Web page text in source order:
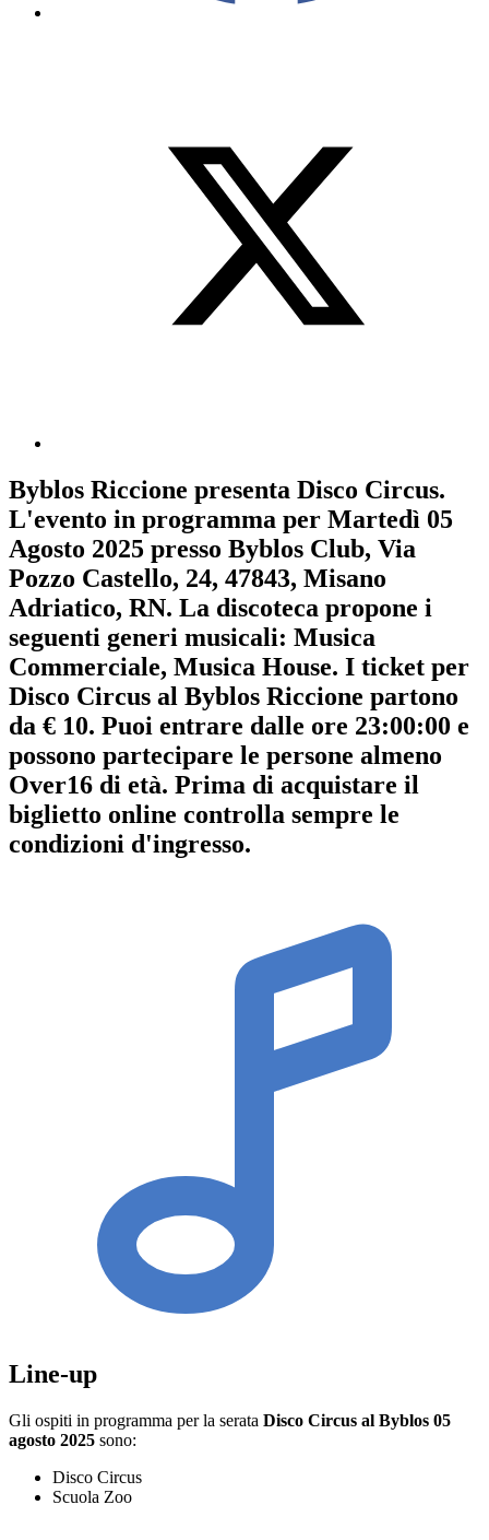
Byblos Riccione presenta Disco Circus.
L'evento in programma per Martedì 05
Agosto 2025 presso Byblos Club, Via
Pozzo Castello, 24, 47843, Misano
Adriatico, RN. La discoteca propone i
seguenti generi musicali: Musica
Commerciale, Musica House. I ticket per
Disco Circus al Byblos Riccione partono
da € 10. Puoi entrare dalle ore 23:00:00 e
possono partecipare le persone almeno
Over16 di età. Prima di acquistare il
biglietto online controlla sempre le
condizioni d'ingresso.
Line-up
Gli ospiti in programma per la serata Disco Circus al Byblos 05
agosto 2025 sono:
Disco Circus
Scuola Zoo